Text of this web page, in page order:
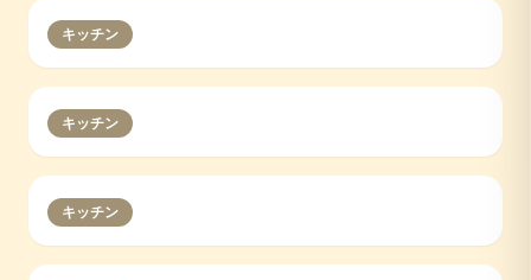
キッチン
キッチン
キッチン